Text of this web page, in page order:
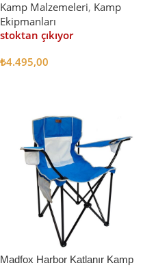
[Vagon] BLACK
Kamp Malzemeleri, Kamp
Ekipmanları
stoktan çıkıyor
₺4.495,00
Madfox Harbor Katlanır Kamp